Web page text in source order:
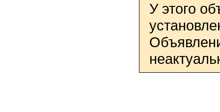
У этого